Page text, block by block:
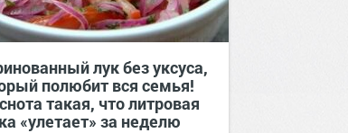
лук без уксуса,
полюбит вся семья!
такая, что литровая
«улетает» за неделю